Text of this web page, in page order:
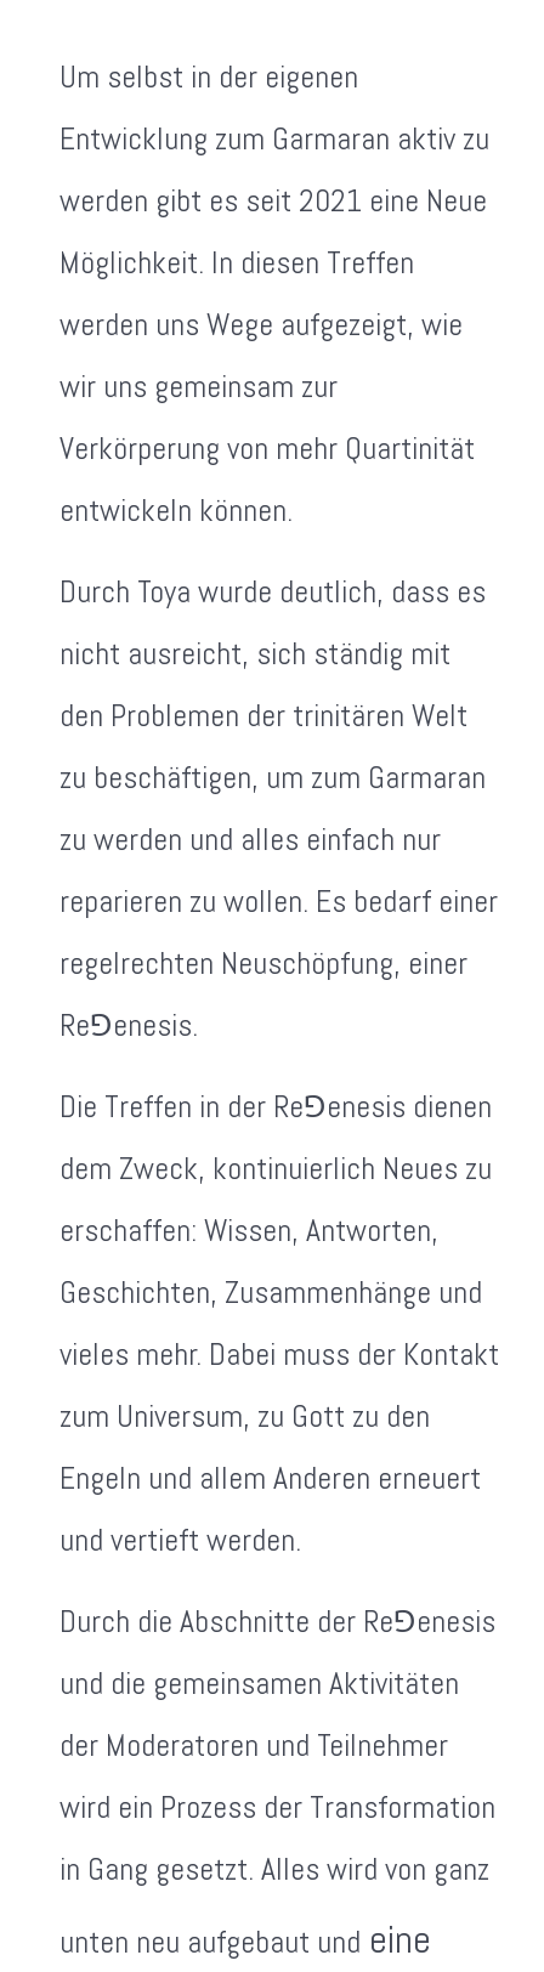
Um selbst in der eigenen
Entwicklung zum Garmaran aktiv zu
werden gibt es seit 2021 eine Neue
Möglichkeit. In diesen Treffen
werden uns Wege aufgezeigt, wie
wir uns gemeinsam zur
Verkörperung von mehr Quartinität
entwickeln können.
Durch Toya wurde deutlich, dass es
nicht ausreicht, sich ständig mit
den Problemen der trinitären Welt
zu beschäftigen, um zum Garmaran
zu werden und alles einfach nur
reparieren zu wollen. Es bedarf einer
regelrechten Neuschöpfung, einer
Re⅁enesis.
Die Treffen in der Re⅁enesis dienen
dem Zweck, kontinuierlich Neues zu
erschaffen: Wissen, Antworten,
Geschichten, Zusammenhänge und
vieles mehr. Dabei muss der Kontakt
zum Universum, zu Gott zu den
Engeln und allem Anderen erneuert
und vertieft werden.
Durch die Abschnitte der Re⅁enesis
und die gemeinsamen Aktivitäten
der Moderatoren und Teilnehmer
wird ein Prozess der Transformation
in Gang gesetzt. Alles wird von ganz
unten neu aufgebaut und eine